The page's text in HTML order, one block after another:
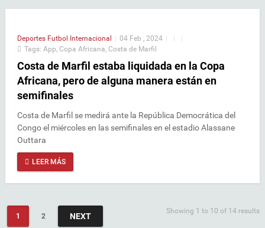
Deportes Futbol Internacional 04 Feb , 2024
Tags: App, Copa Africana, Costa de Marfil
Costa de Marfil estaba liquidada en la Copa
Africana, pero de alguna manera están en
semifinales
Costa de Marfil se medirá ante la República Democrática del
Congo el miércoles en las semifinales en el estadio Alassane
Outtara
LEER MÁS
1 2 NEXT
Showing 1 to 10 of 14 results